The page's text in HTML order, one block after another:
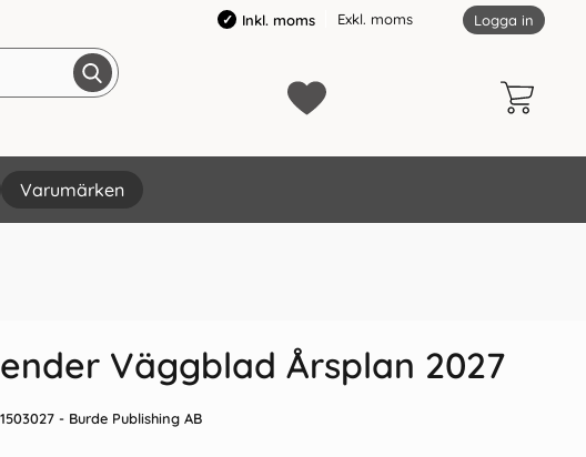
Inkl. moms Exkl. moms Logga in
Varumärken
Väggblad Årsplan 2027
- Burde Publishing AB